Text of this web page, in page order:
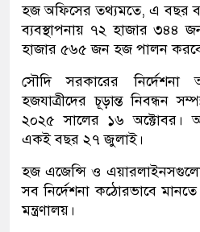
হজ অফিসের তথ্যমতে, এ বছর
ব্যবস্থাপনায় ৭২ হাজার ৩৪৪
হাজার ৫৬৫ জন হজ পালন
সৌদি সরকারের নির্দেশনা
হজযাত্রীদের চূড়ান্ত নিবন্ধন
২০২৫ সালের ১৬ অক্টোবর।
একই বছর ২৭ জুলাই।
হজ এজেন্সি ও
সব নির্দেশনা কঠোরভাবে মানতে
মন্ত্রণালয়।